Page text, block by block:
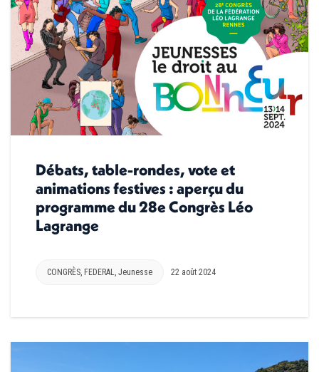
Débats, table-rondes, vote et
animations festives : aperçu du
programme du 28e Congrès Léo
Lagrange
CONGRÈS, FEDERAL, Jeunesse 22 août 2024